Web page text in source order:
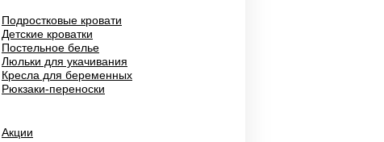
Подростковые кровати
Детские кроватки
Постельное белье
Люльки для укачивания
Кресла для беременных
Рюкзаки-переноски
Акции